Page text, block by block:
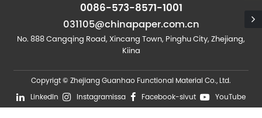
0086-573-8571-1001
031105@chinapaper.com.cn
No. 888 Cangqing Road, Xincang Town, Pinghu City, Zhejiang,
Kiina
Copyrigt © Zhejiang Guanhao Functional Material Co., Ltd.
LinkedIn
Instagramissa Facebook-sivut YouTube